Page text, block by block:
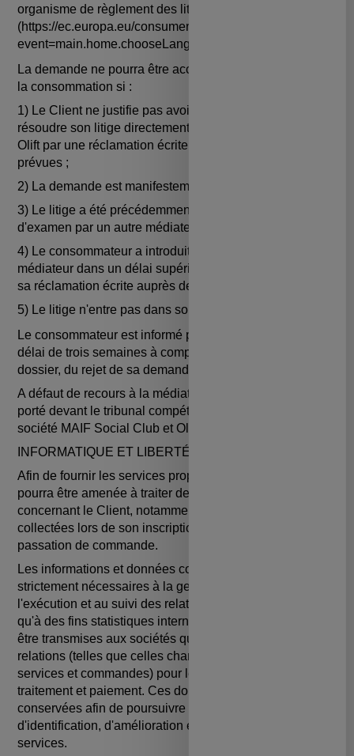
organisme de règlement des litiges
(https://ec.europa.eu/consumers/odr/main/index.cfm?
event=main.home.chooseLanguage).
La demande ne pourra être acceptée par le médiateur de
la consommation si :
1) Le Client ne justifie pas avoir tenté, au préalable, de
résoudre son litige directement avec MAIF Social Club et
Olift par une réclamation écrite selon les modalités
prévues ;
2) La demande est manifestement infondée ou abusive ;
3) Le litige a été précédemment examiné ou est en cours
d'examen par un autre médiateur ou par un tribunal ;
4) Le consommateur a introduit sa demande auprès du
médiateur dans un délai supérieur à un an à compter de
sa réclamation écrite auprès de la société Olift ;
5) Le litige n'entre pas dans son champ de compétence.
Le consommateur est informé par le médiateur, dans un
délai de trois semaines à compter de la réception de son
dossier, du rejet de sa demande de médiation.
A défaut de recours à la médiation, le litige pourra être
porté devant le tribunal compétent du lieu du siège de la
société MAIF Social Club et Olift.
INFORMATIQUE ET LIBERTÉS
Afin de fournir les services proposés sur le Site, Olift
pourra être amenée à traiter des données personnelles
concernant le Client, notamment celles qui auront été
collectées lors de son inscription sur le site, ou de la
passation de commande.
Les informations et données concernant le Client sont
strictement nécessaires à la gestion des commandes, à
l'exécution et au suivi des relations commerciales, ainsi
qu'à des fins statistiques internes. Ces données peuvent
être transmises aux sociétés qui participent à ces
relations (telles que celles chargées de l'exécution des
services et commandes) pour leur gestion, exécution,
traitement et paiement. Ces données sont également
conservées afin de poursuivre des objectifs de sécurité,
d'identification, d'amélioration et de personnalisation des
services.